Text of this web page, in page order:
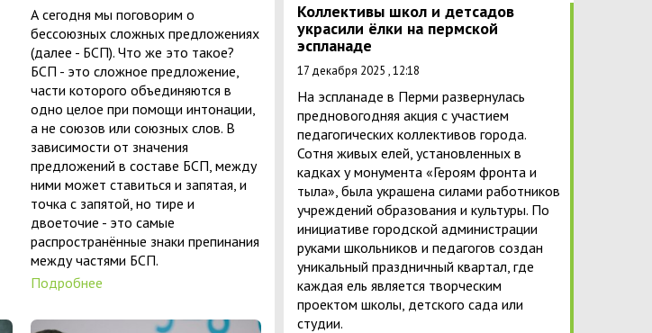
А сегодня мы поговорим о
бессоюзных сложных предложениях
(далее - БСП). Что же это такое?
БСП - это сложное предложение,
части которого объединяются в
одно целое при помощи интонации,
а не союзов или союзных слов. В
зависимости от значения
предложений в составе БСП, между
ними может ставиться и запятая, и
точка с запятой, но тире и
двоеточие - это самые
распространённые знаки препинания
между частями БСП.
Подробнее
Коллективы школ и детсадов
украсили ёлки на пермской
эспланаде
17 декабря 2025 , 12:18
На эспланаде в Перми развернулась
предновогодняя акция с участием
педагогических коллективов города.
Сотня живых елей, установленных в
кадках у монумента «Героям фронта и
тыла», была украшена силами работников
учреждений образования и культуры. По
инициативе городской администрации
руками школьников и педагогов создан
уникальный праздничный квартал, где
каждая ель является творческим
проектом школы, детского сада или
студии.